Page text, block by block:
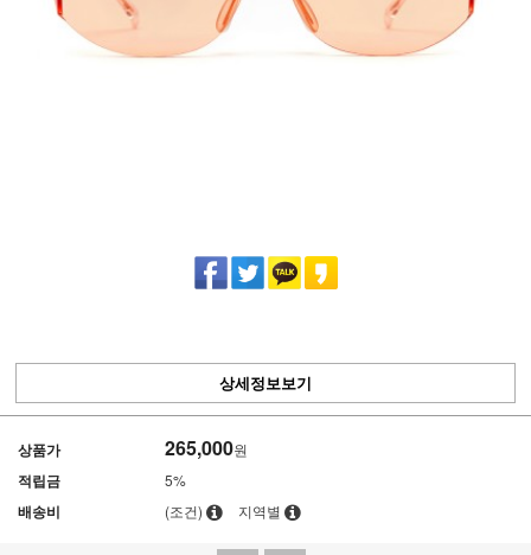
상세정보보기
상품가 265,000원
적립금 5%
배송비 (조건) 지역별